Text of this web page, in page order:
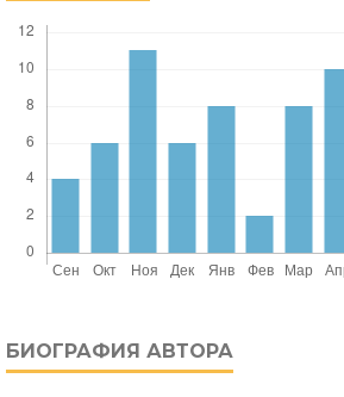
БИОГРАФИЯ АВТОРА